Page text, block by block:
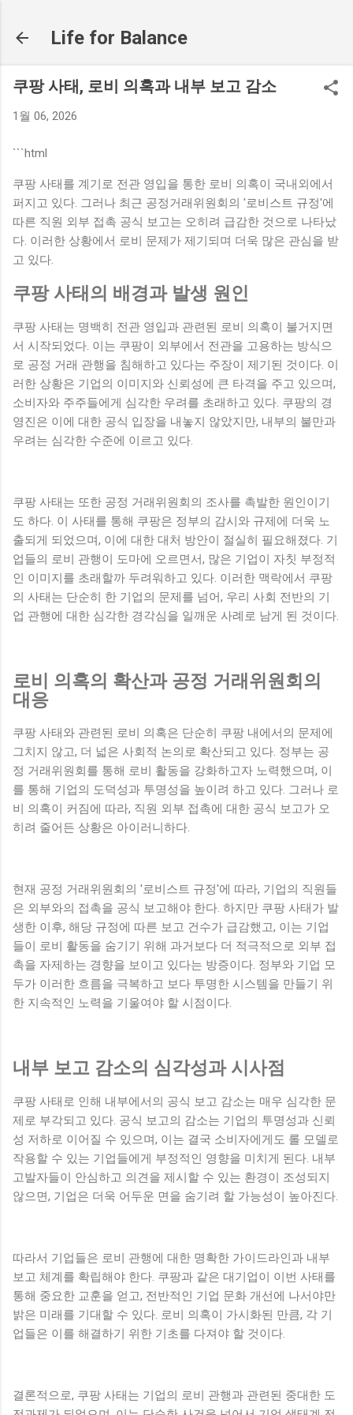
Life for Balance
쿠팡 사태, 로비 의혹과 내부 보고 감소
1월 06, 2026
```html
쿠팡 사태를 계기로 전관 영입을 통한 로비 의혹이 국내외에서
퍼지고 있다. 그러나 최근 공정거래위원회의 '로비스트 규정'에
따른 직원 외부 접촉 공식 보고는 오히려 급감한 것으로 나타났
다. 이러한 상황에서 로비 문제가 제기되며 더욱 많은 관심을 받
고 있다.
쿠팡 사태의 배경과 발생 원인
쿠팡 사태는 명백히 전관 영입과 관련된 로비 의혹이 불거지면
서 시작되었다. 이는 쿠팡이 외부에서 전관을 고용하는 방식으
로 공정 거래 관행을 침해하고 있다는 주장이 제기된 것이다. 이
러한 상황은 기업의 이미지와 신뢰성에 큰 타격을 주고 있으며,
소비자와 주주들에게 심각한 우려를 초래하고 있다. 쿠팡의 경
영진은 이에 대한 공식 입장을 내놓지 않았지만, 내부의 불만과
우려는 심각한 수준에 이르고 있다.
쿠팡 사태는 또한 공정 거래위원회의 조사를 촉발한 원인이기
도 하다. 이 사태를 통해 쿠팡은 정부의 감시와 규제에 더욱 노
출되게 되었으며, 이에 대한 대처 방안이 절실히 필요해졌다. 기
업들의 로비 관행이 도마에 오르면서, 많은 기업이 자칫 부정적
인 이미지를 초래할까 두려워하고 있다. 이러한 맥락에서 쿠팡
의 사태는 단순히 한 기업의 문제를 넘어, 우리 사회 전반의 기
업 관행에 대한 심각한 경각심을 일깨운 사례로 남게 된 것이다.
로비 의혹의 확산과 공정 거래위원회의
대응
쿠팡 사태와 관련된 로비 의혹은 단순히 쿠팡 내에서의 문제에
그치지 않고, 더 넓은 사회적 논의로 확산되고 있다. 정부는 공
정 거래위원회를 통해 로비 활동을 강화하고자 노력했으며, 이
를 통해 기업의 도덕성과 투명성을 높이려 하고 있다. 그러나 로
비 의혹이 커짐에 따라, 직원 외부 접촉에 대한 공식 보고가 오
히려 줄어든 상황은 아이러니하다.
현재 공정 거래위원회의 '로비스트 규정'에 따라, 기업의 직원들
은 외부와의 접촉을 공식 보고해야 한다. 하지만 쿠팡 사태가 발
생한 이후, 해당 규정에 따른 보고 건수가 급감했고, 이는 기업
들이 로비 활동을 숨기기 위해 과거보다 더 적극적으로 외부 접
촉을 자제하는 경향을 보이고 있다는 방증이다. 정부와 기업 모
두가 이러한 흐름을 극복하고 보다 투명한 시스템을 만들기 위
한 지속적인 노력을 기울여야 할 시점이다.
내부 보고 감소의 심각성과 시사점
쿠팡 사태로 인해 내부에서의 공식 보고 감소는 매우 심각한 문
제로 부각되고 있다. 공식 보고의 감소는 기업의 투명성과 신뢰
성 저하로 이어질 수 있으며, 이는 결국 소비자에게도 롤 모델로
작용할 수 있는 기업들에게 부정적인 영향을 미치게 된다. 내부
고발자들이 안심하고 의견을 제시할 수 있는 환경이 조성되지
않으면, 기업은 더욱 어두운 면을 숨기려 할 가능성이 높아진다.
따라서 기업들은 로비 관행에 대한 명확한 가이드라인과 내부
보고 체계를 확립해야 한다. 쿠팡과 같은 대기업이 이번 사태를
통해 중요한 교훈을 얻고, 전반적인 기업 문화 개선에 나서야만
밝은 미래를 기대할 수 있다. 로비 의혹이 가시화된 만큼, 각 기
업들은 이를 해결하기 위한 기초를 다져야 할 것이다.
결론적으로, 쿠팡 사태는 기업의 로비 관행과 관련된 중대한 도